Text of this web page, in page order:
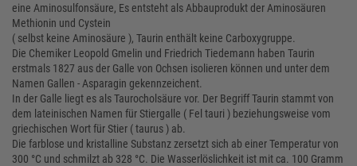
eine Aminosulfonsäure, Es entsteht als Abbauprodukt der Aminosäuren
Methionin und Cystein
( selbst keine Aminosäure ), Taurin enthält keine Carboxygruppe.
Die Chemiker Leopold Gmelin und Friedrich Tiedemann haben Taurin
erstmals 1827 aus der Galle von Ochsen isolieren können und unter dem
Namen Gallen - Asparagin gekennzeichent.
In der Galle liegt es als Taurocholsäure vor. Der Begriff Taurin stammt von
dem lateinischen Namen für Stiergalle ( Fel tauri ) beziehungsweise vom
griechischen Wort für Stier ( taurus ) ab.
Die farblose und kristalline Substanz zersetzt sich ab einer Temperatur von
300 °C und schmilzt ab 328 °C. Die Wasserlöslichkeit ist mit ca. 100 Gramm